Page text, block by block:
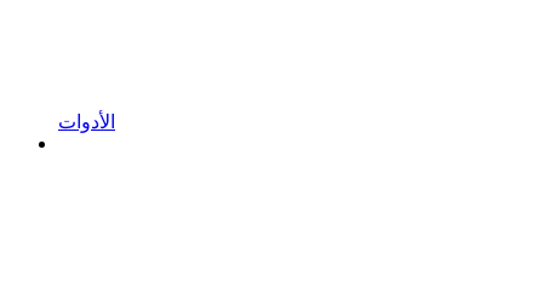
الأدوات